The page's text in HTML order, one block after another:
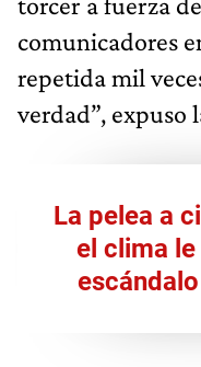
comunicadores
repetida mil
verdad”, expuso
La pelea a
el clima